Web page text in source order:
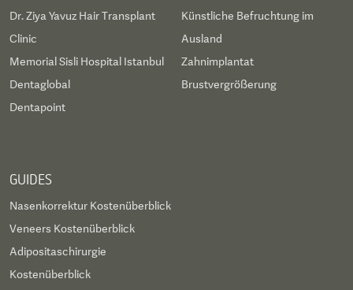
Dr. Ziya Yavuz Hair Transplant
Clinic
Memorial Sisli Hospital Istanbul
Dentaglobal
Dentapoint
Künstliche Befruchtung im
Ausland
Zahnimplantat
Brustvergrößerung
GUIDES
Nasenkorrektur Kostenüberblick
Veneers Kostenüberblick
Adipositaschirurgie
Kostenüberblick